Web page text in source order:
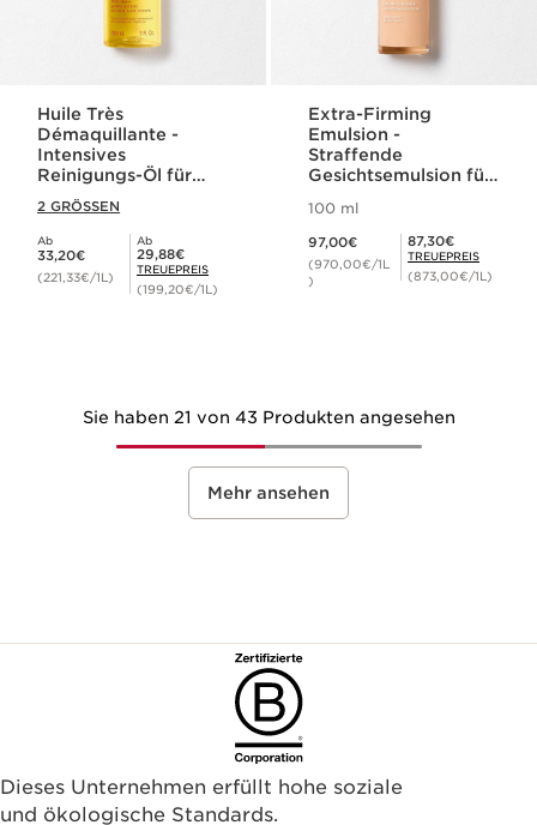
Huile Très
Démaquillante -
Intensives
Reinigungs-Öl für
wasserfestes Makeup
2 GRÖSSEN
Ab
Aktueller Preis 33,20€
33,20€
(221,33€/1L)
Ab
Mitgliederpreis 29,88€
29,88€
TREUEPREIS
(199,20€/1L)
Extra-Firming
Emulsion -
Straffende
Gesichtsemulsion für
100 ml
97,00€
(970,00€/1L
)
Mitgliederpreis 87,30€
87,30€
TREUEPREIS
(873,00€/1L)
Sie haben 21 von 43 Produkten angesehen
Mehr ansehen
Dieses Unternehmen erfüllt hohe soziale
und ökologische Standards.